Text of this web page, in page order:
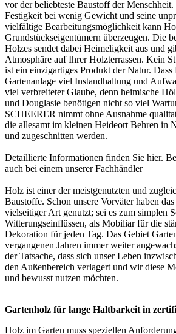
vor der beliebteste Baustoff der
Festigkeit bei wenig Gewicht und seine
vielfältige Bearbeitungsmöglichkeit kann
Grundstückseigentümern überzeugen. Die
Holzes sendet dabei Heimeligkeit aus und
Atmosphäre auf IhrerHolzterrassen. Kein
ist ein einzigartiges Produkt der Natur.
Gartenanlage viel Instandhaltung und
viel verbreiteter Glaube, denn heimische
und Douglasie benötigen nicht so viel
SCHEERER nimmt ohne Ausnahme
die allesamt im kleinen Heideort Behren in
und zugeschnitten werden.
Detaillierte Informationen finden Sie hier.
auch bei einem unsererFachhändler
Holz ist einer der meistgenutzten und
Baustoffe. Schon unsere Vorväter haben
vielseitiger Art genutzt; sei es zum simplen
Witterungseinflüssen, als Mobiliar für die
Dekoration für jeden Tag. Das Gebiet
vergangenen Jahren immer weiter
der Tatsache, dass sich unser Leben
den Außenbereich verlagert und wir diese
und bewusst nutzen möchten.
Gartenholz für lange Haltbarkeit in
Holz im Garten muss speziellen